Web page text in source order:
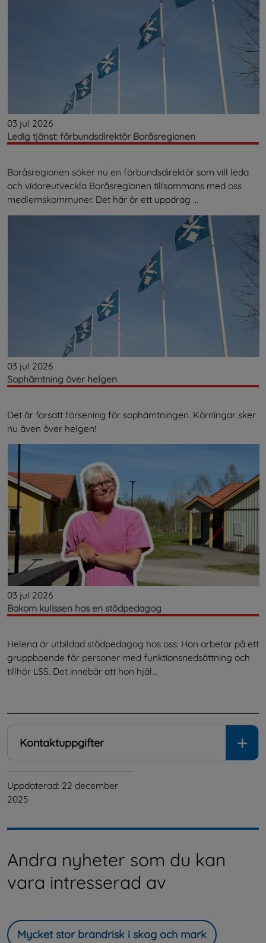
03 jul 2026
Ledig tjänst: förbundsdirektör Boråsregionen
Boråsregionen söker nu en förbundsdirektör som vill leda
och vidareutveckla Boråsregionen tillsammans med oss
medlemskommuner. Det här är ett uppdrag ...
03 jul 2026
Sophämtning över helgen
Det är forsatt försening för sophämtningen. Körningar sker
nu även över helgen!
03 jul 2026
Bakom kulissen hos en stödpedagog
Helena är utbildad stödpedagog hos oss. Hon arbetar på ett
gruppboende för personer med funktionsnedsättning och
tillhör LSS. Det innebär att hon hjäl...
Kontaktuppgifter
Uppdaterad: 22 december
2025
Andra nyheter som du kan
vara intresserad av
Mycket stor brandrisk i skog och mark